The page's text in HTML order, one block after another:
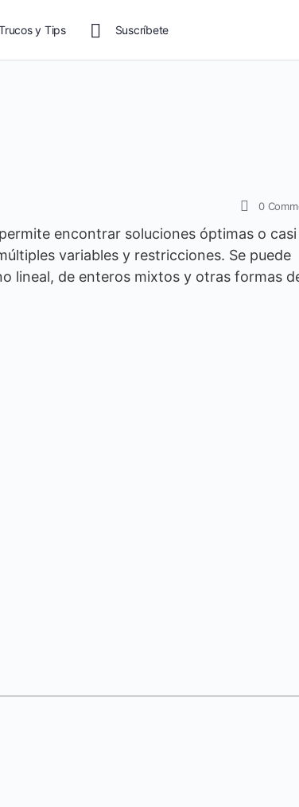
y Tips Suscríbete
0
encontrar soluciones óptimas o casi
variables y restricciones. Se puede
lineal, de enteros mixtos y otras formas